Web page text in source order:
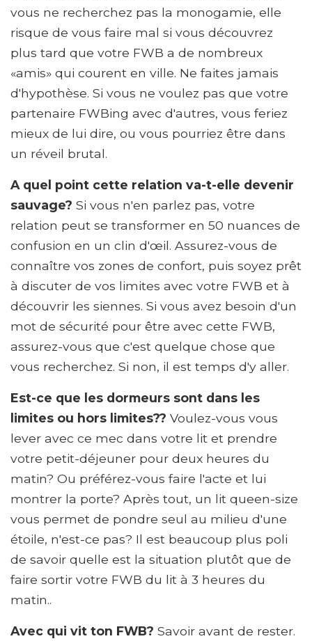
vous ne recherchez pas la monogamie, elle
risque de vous faire mal si vous découvrez
plus tard que votre FWB a de nombreux
«amis» qui courent en ville. Ne faites jamais
d'hypothèse. Si vous ne voulez pas que votre
partenaire FWBing avec d'autres, vous feriez
mieux de lui dire, ou vous pourriez être dans
un réveil brutal.
A quel point cette relation va-t-elle devenir
sauvage? Si vous n'en parlez pas, votre
relation peut se transformer en 50 nuances de
confusion en un clin d'œil. Assurez-vous de
connaître vos zones de confort, puis soyez prêt
à discuter de vos limites avec votre FWB et à
découvrir les siennes. Si vous avez besoin d'un
mot de sécurité pour être avec cette FWB,
assurez-vous que c'est quelque chose que
vous recherchez. Si non, il est temps d'y aller.
Est-ce que les dormeurs sont dans les
limites ou hors limites?? Voulez-vous vous
lever avec ce mec dans votre lit et prendre
votre petit-déjeuner pour deux heures du
matin? Ou préférez-vous faire l'acte et lui
montrer la porte? Après tout, un lit queen-size
vous permet de pondre seul au milieu d'une
étoile, n'est-ce pas? Il est beaucoup plus poli
de savoir quelle est la situation plutôt que de
faire sortir votre FWB du lit à 3 heures du
matin..
Avec qui vit ton FWB? Savoir avant de rester.